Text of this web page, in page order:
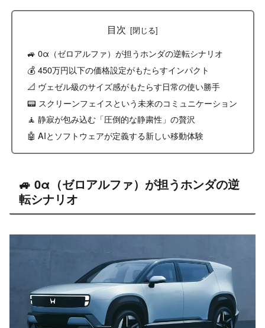
目次
🚙 0α（ゼロアルファ）が担うホンダの逆転シナリオ
💰 450万円以下の価格設定がもたらすインパクト
📐 ヴェゼル級のサイズ感がもたらす日常の使い勝手
📟 スクリーンフェイスという未来のコミュニケーション
🧘 静寂が包み込む「圧倒的な静粛性」の贅沢
🤖 AIとソフトウェアが定義する新しい移動体験
🚙 0α（ゼロアルファ）が担うホンダの逆
転シナリオ